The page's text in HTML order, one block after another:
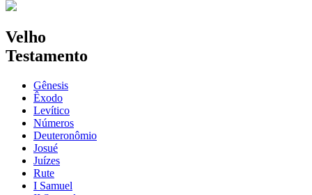
Velho
Testamento
Gênesis
Êxodo
Levítico
Números
Deuteronômio
Josué
Juízes
Rute
I Samuel